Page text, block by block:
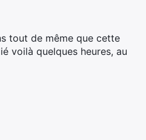
tout de même que cette
voilà quelques heures, au